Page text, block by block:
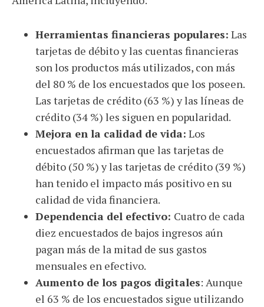
Herramientas financieras populares: Las
tarjetas de débito y las cuentas financieras
son los productos más utilizados, con más
del 80 % de los encuestados que los poseen.
Las tarjetas de crédito (63 %) y las líneas de
crédito (34 %) les siguen en popularidad.
Mejora en la calidad de vida: Los
encuestados afirman que las tarjetas de
débito (50 %) y las tarjetas de crédito (39 %)
han tenido el impacto más positivo en su
calidad de vida financiera.
Dependencia del efectivo: Cuatro de cada
diez encuestados de bajos ingresos aún
pagan más de la mitad de sus gastos
mensuales en efectivo.
Aumento de los pagos digitales: Aunque
el 63 % de los encuestados sigue utilizando